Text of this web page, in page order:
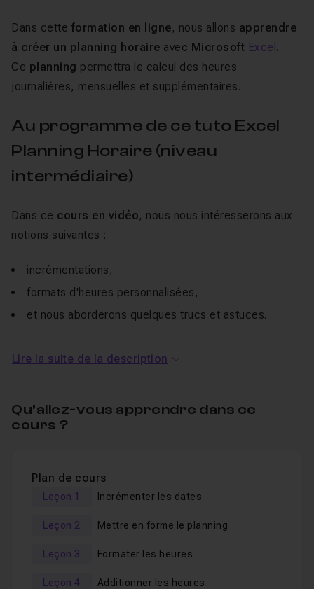
Dans cette formation en ligne, nous allons apprendre
à créer un planning horaire avec Microsoft Excel .
Ce planning permettra le calcul des heures
journalières, mensuelles et supplémentaires.
Au programme de ce tuto Excel
Planning Horaire (niveau
intermédiaire)
Dans ce cours en vidéo, nous nous intéresserons aux
notions suivantes :
incrémentations,
formats d'heures personnalisées,
et nous aborderons quelques trucs et astuces.
répondre à vos éventuelles questions sur ce cours.
Tous les fichiers de travail sont fournis
avancé!
Bonne formation !
Lire la suite de la description
Qu’allez-vous apprendre dans ce
cours ?
Plan de cours
Leçon 1 Incrémenter les dates
Leçon 2 Mettre en forme le planning
Leçon 3 Formater les heures
Leçon 4 Additionner les heures